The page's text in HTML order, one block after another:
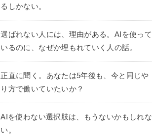
るしかない。
選ばれない人には、理由がある。AIを使って
いるのに、なぜか埋もれていく人の話。
正直に聞く。あなたは5年後も、今と同じや
り方で働いていたいか？
AIを使わない選択肢は、もうないかもしれな
い。